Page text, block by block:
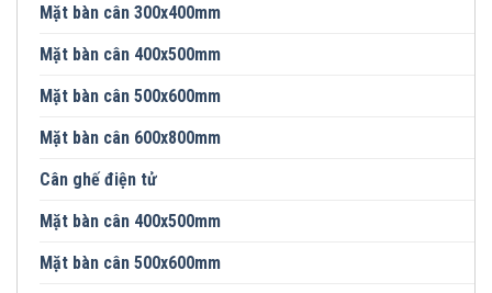
Mặt bàn cân 300x400mm
Mặt bàn cân 400x500mm
Mặt bàn cân 500x600mm
Mặt bàn cân 600x800mm
Cân ghế điện tử
Mặt bàn cân 400x500mm
Mặt bàn cân 500x600mm